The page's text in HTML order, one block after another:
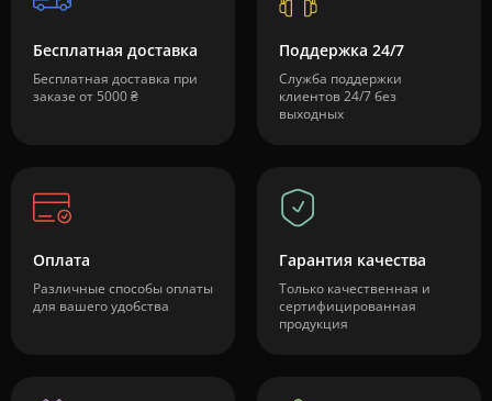
Бесплатная доставка
Бесплатная доставка при
заказе от 5000 ₴
Поддержка 24/7
Служба поддержки
клиентов 24/7 без
выходных
Оплата
Различные способы оплаты
для вашего удобства
Гарантия качества
Только качественная и
сертифицированная
продукция